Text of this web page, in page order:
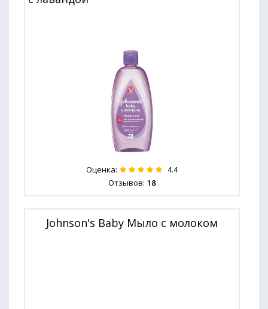
Оценка: 4.4
Отзывов: 18
Johnson's Baby Мыло с молоком